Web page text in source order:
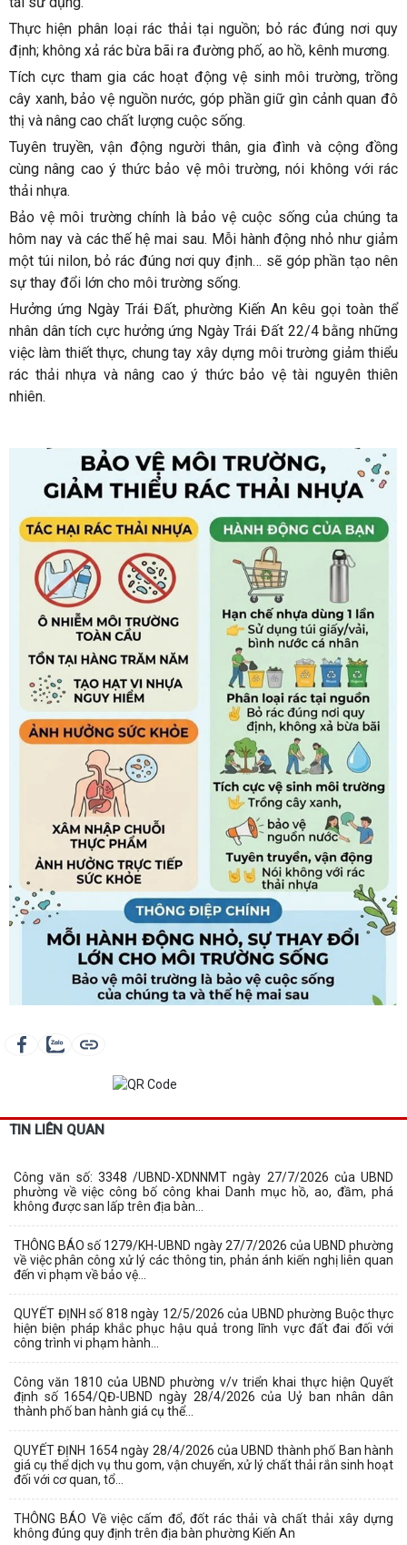
Thực hiện phân loại rác thải tại nguồn; bỏ rác đúng nơi quy
định; không xả rác bừa bãi ra đường phố, ao hồ, kênh mương.
Tích cực tham gia các hoạt động vệ sinh môi trường, trồng
cây xanh, bảo vệ nguồn nước, góp phần giữ gìn cảnh quan đô
thị và nâng cao chất lượng cuộc sống.
Tuyên truyền, vận động người thân, gia đình và cộng đồng
cùng nâng cao ý thức bảo vệ môi trường, nói không với rác
thải nhựa.
Bảo vệ môi trường chính là bảo vệ cuộc sống của chúng ta
hôm nay và các thế hệ mai sau. Mỗi hành động nhỏ như giảm
một túi nilon, bỏ rác đúng nơi quy định… sẽ góp phần tạo nên
sự thay đổi lớn cho môi trường sống.
Hưởng ứng Ngày Trái Đất, phường Kiến An kêu gọi toàn thể
nhân dân tích cực hưởng ứng Ngày Trái Đất 22/4 bằng những
việc làm thiết thực, chung tay xây dựng môi trường giảm thiểu
rác thải nhựa và nâng cao ý thức bảo vệ tài nguyên thiên
nhiên.
TIN LIÊN QUAN
Công văn số: 3348 /UBND-XDNNMT ngày 27/7/2026 của UBND
phường về việc công bố công khai Danh mục hồ, ao, đầm, phá
không được san lấp trên địa bàn...
THÔNG BÁO số 1279/KH-UBND ngày 27/7/2026 của UBND phường
về việc phân công xử lý các thông tin, phản ánh kiến nghị liên quan
đến vi phạm về bảo vệ...
QUYẾT ĐỊNH số 818 ngày 12/5/2026 của UBND phường Buộc thực
hiện biện pháp khắc phục hậu quả trong lĩnh vực đất đai đối với
công trình vi phạm hành...
Công văn 1810 của UBND phường v/v triển khai thực hiện Quyết
định số 1654/QĐ-UBND ngày 28/4/2026 của Uỷ ban nhân dân
thành phố ban hành giá cụ thể...
QUYẾT ĐỊNH 1654 ngày 28/4/2026 của UBND thành phố Ban hành
giá cụ thể dịch vụ thu gom, vận chuyển, xử lý chất thải rắn sinh hoạt
đối với cơ quan, tổ...
THÔNG BÁO Về việc cấm đổ, đốt rác thải và chất thải xây dựng
không đúng quy định trên địa bàn phường Kiến An